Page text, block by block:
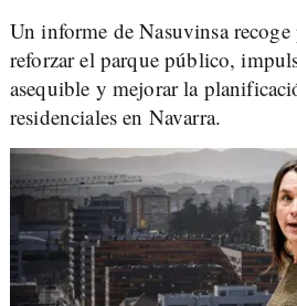
Un informe de Nasuvinsa recoge
reforzar el parque público,
asequible y mejorar la
residenciales en Navarra.